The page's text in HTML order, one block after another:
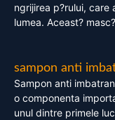
ngrijirea p?rului, care
lumea. Aceast?
sampon anti
Sampon anti
o componenta
unul dintre primele